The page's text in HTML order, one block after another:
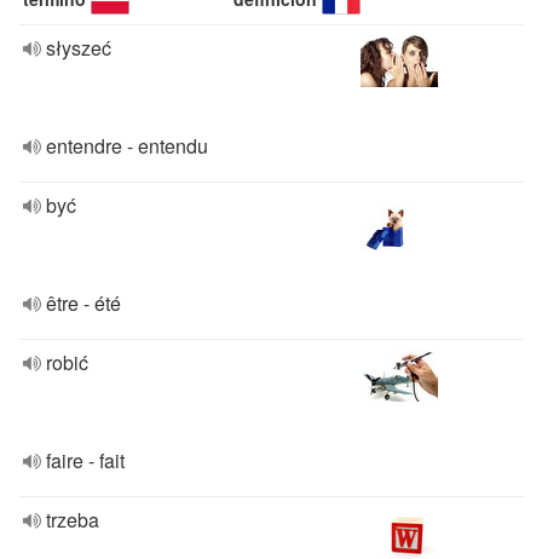
słyszeć
entendre - entendu
być
être - été
robić
faire - fait
trzeba